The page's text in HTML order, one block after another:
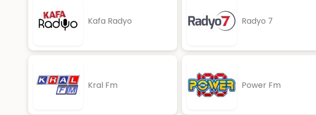
Kafa Radyo Radyo 7
Kral Fm Power Fm